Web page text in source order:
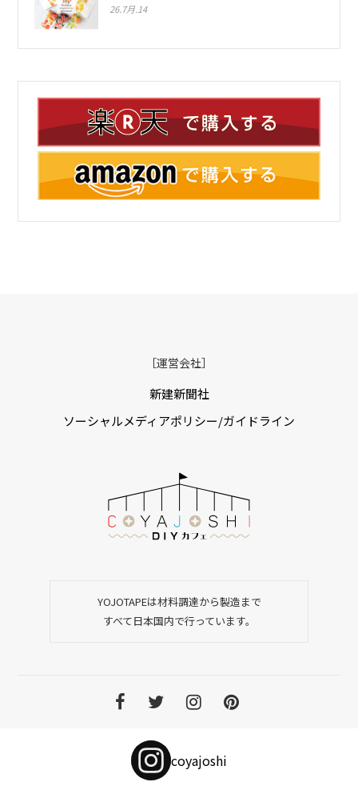
26.7月.14
［運営会社］
新建新聞社
ソーシャルメディアポリシー/ガイドライン
YOJOTAPEは材料調達から製造まで
すべて日本国内で行っています。
coyajoshi